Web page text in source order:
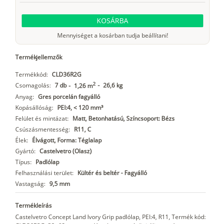
KOSÁRBA
Mennyiséget a kosárban tudja beállítani!
Termékjellemzők
Termékkód: CLD36R2G
Csomagolás: 7 db - 1,26 m2 - 26,6 kg
Anyag: Gres porcelán fagyálló
Kopásállóság: PEI:4, < 120 mm³
Felület és mintázat: Matt, Betonhatású, Színcsoport: Bézs
Csúszásmentesség: R11, C
Élek: Élvágott, Forma: Téglalap
Gyártó: Castelvetro (Olasz)
Típus: Padlólap
Felhasználási terület: Kültér és beltér - Fagyálló
Vastagság: 9,5 mm
Termékleírás
Castelvetro Concept Land Ivory Grip padlólap, PEI:4, R11, Termék kód: